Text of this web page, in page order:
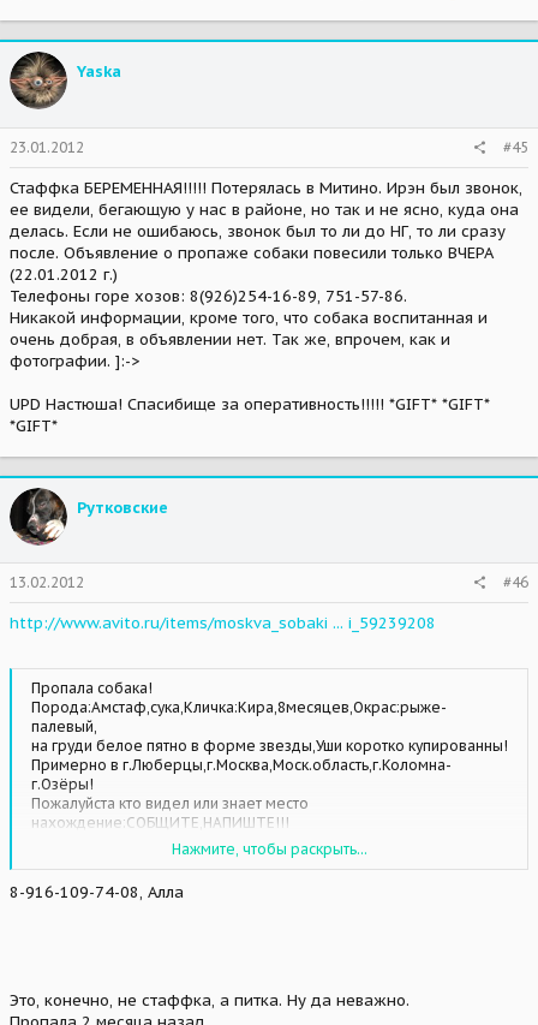
Yaska
23.01.2012 #45
Стаффка БЕРЕМЕННАЯ!!!!! Потерялась в Митино. Ирэн был звонок,
ее видели, бегающую у нас в районе, но так и не ясно, куда она
делась. Если не ошибаюсь, звонок был то ли до НГ, то ли сразу
после. Объявление о пропаже собаки повесили только ВЧЕРА
(22.01.2012 г.)
Телефоны горе хозов: 8(926)254-16-89, 751-57-86.
Никакой информации, кроме того, что собака воспитанная и
очень добрая, в объявлении нет. Так же, впрочем, как и
фотографии. ]:->
UPD Настюша! Спасибище за оперативность!!!!! *GIFT* *GIFT*
*GIFT*
Рутковские
13.02.2012 #46
http://www.avito.ru/items/moskva_sobaki ... i_59239208
Пропала собака!
Порода:Амстаф,сука,Кличка:Кира,8месяцев,Окрас:рыже-
палевый,
на груди белое пятно в форме звезды,Уши коротко купированны!
Примерно в г.Люберцы,г.Москва,Моск.область,г.Коломна-
г.Озёры!
Пожалуйста кто видел или знает место
нахождение:СОБЩИТЕ,НАПИШТЕ!!!
Я хозяйка собаки!Недавно очень сильно заболела и положили в
скучает,устал
Нажмите, чтобы раскрыть...
8-916-109-74-08, Алла
Это, конечно, не стаффка, а питка. Ну да неважно.